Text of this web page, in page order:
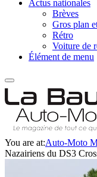
Actus nationales
Brèves
Gros plan
Rétro
Voiture de
Élément de menu
You are at:Auto-Moto
Nazairiens du DS3